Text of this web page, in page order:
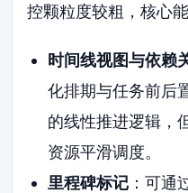
控颗粒度较粗，核心
时间线视图与依赖
化排期与任务前后
的线性推进逻辑，
资源平滑调度。
里程碑标记：可通